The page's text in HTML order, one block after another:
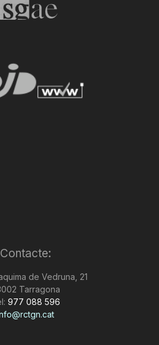
Contacte:
de Vedruna, 21
Tarragona
977 088 596